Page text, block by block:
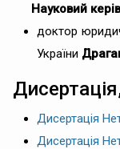
Науковий
доктор
України
Дисертація
Дисертація